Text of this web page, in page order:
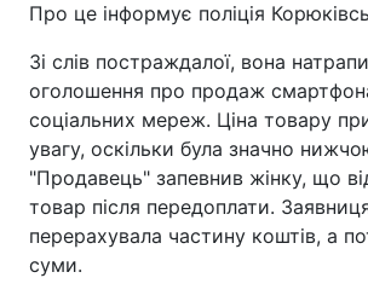
Про це інформує поліція
Зі слів постраждалої, вона
оголошення про продаж
соціальних мереж. Ціна товару
увагу, оскільки була значно
"Продавець" запевнив жінку, що
товар після передоплати.
перерахувала частину коштів, а
суми.